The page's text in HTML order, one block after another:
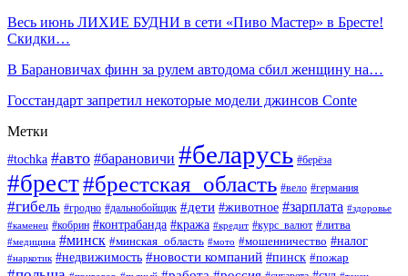
Весь июнь ЛИХИЕ БУДНИ в сети «Пиво Мастер» в Бресте!
Скидки…
В Барановичах финн за рулем автодома сбил женщину на…
Госстандарт запретил некоторые модели джинсов Conte
Метки
#tochka #авто #барановичи #беларусь #берёза
#брест#брестская_область #вело #германия
#гибель #гродно #дальнобойщик #дети #животное #зарплата #здоровье
#каменец #кобрин #контрабанда #кража #кредит #курс_валют #литва
#медицина #минск #минская_область #мото #мошенничество #налог
#наркотик #недвижимость #новости компаний #пинск #пожар